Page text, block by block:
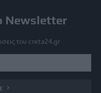
Newsletter
του creta24.gr